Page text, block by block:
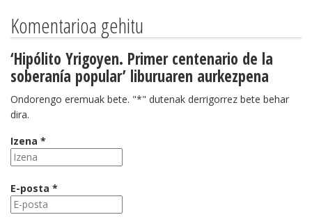
Komentarioa gehitu
‘Hipólito Yrigoyen. Primer centenario de la
soberanía popular’ liburuaren aurkezpena
Ondorengo eremuak bete. "*" dutenak derrigorrez bete behar
dira.
Izena *
E-posta *